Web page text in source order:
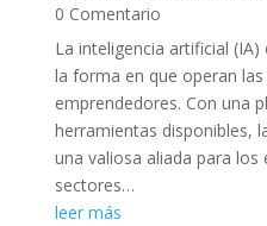
0 Comentario
La inteligencia artificial
la forma en que operan
emprendedores. Con una
herramientas disponibles,
una valiosa aliada para
sectores…
leer más